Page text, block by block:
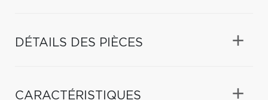
DÉTAILS DES PIÈCES
CARACTÉRISTIQUES